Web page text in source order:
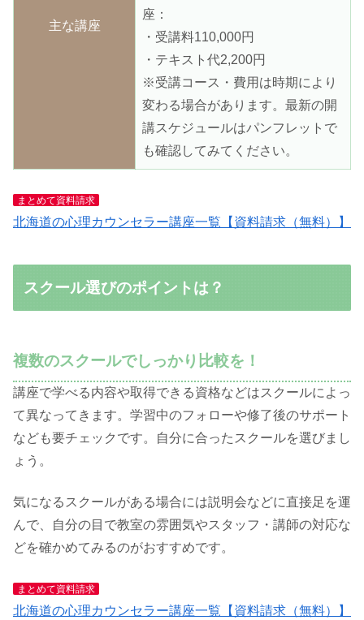
主な講座
座：
・受講料110,000円
・テキスト代2,200円
※受講コース・費用は時期により
変わる場合があります。最新の開
講スケジュールはパンフレットで
も確認してみてください。
まとめて資料請求
北海道の心理カウンセラー講座一覧【資料請求（無料）】
スクール選びのポイントは？
複数のスクールでしっかり比較を！
講座で学べる内容や取得できる資格などはスクールによっ
て異なってきます。学習中のフォローや修了後のサポート
なども要チェックです。自分に合ったスクールを選びまし
ょう。
気になるスクールがある場合には説明会などに直接足を運
んで、自分の目で教室の雰囲気やスタッフ・講師の対応な
どを確かめてみるのがおすすめです。
まとめて資料請求
北海道の心理カウンセラー講座一覧【資料請求（無料）】